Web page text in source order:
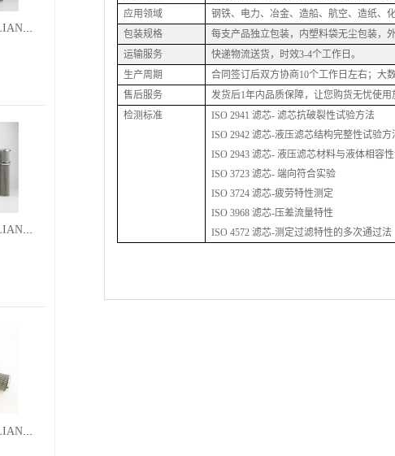
应用领域
钢铁、电力、冶金、造船、航空、造纸、
包装规格
每支产品独立包装，内塑料袋无尘包装，
运输服务
快递物流送货，时效3-4个工作日。
生产周期
合同签订后双方协商10个工作日左右；大
售后服务
发货后1年内品质保障，让您购货无忧使用
检测标准
ISO 2941 滤芯- 滤芯抗破裂性试验方法
ISO 2942 滤芯-液压滤芯结构完整性试验方
ISO 2943 滤芯- 液压滤芯材料与液体相容
ISO 3723 滤芯- 端向符合实验
ISO 3724 滤芯-疲劳特性测定
ISO 3968 滤芯-压差流量特性
ISO 4572 滤芯-测定过滤特性的多次通过法
优特斯替代CLARK RELIANCE燃气凝聚过滤器滤芯2710H9V 2710H9VO(1)
优特斯替代CLARK RELIANCE燃气凝聚过滤器滤芯2710H7V 2710H7VO
优特斯替代CLARK RELIANCE燃气凝聚过滤器滤芯2710H6V 2710H6VO